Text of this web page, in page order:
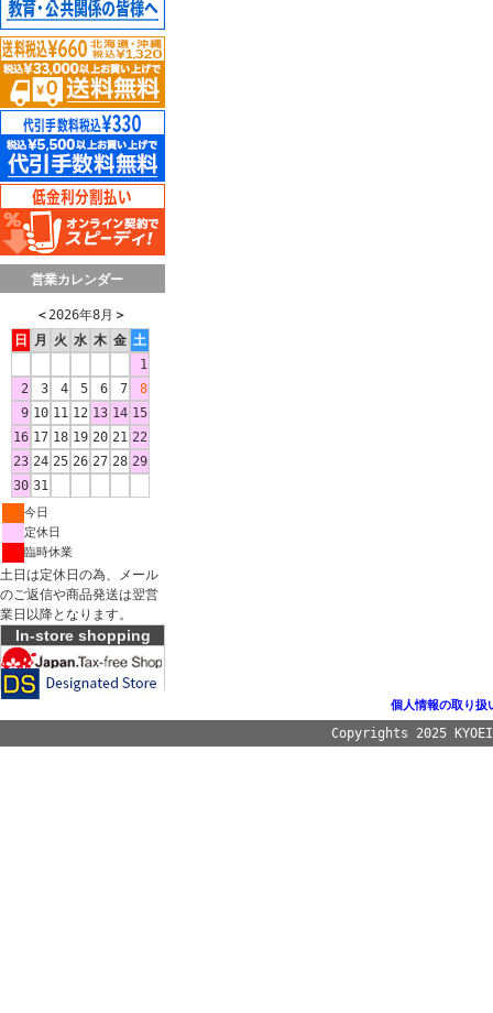
営業カレンダー
＜ 2026年8月 ＞
日
月 火 水 木 金 土
1
2
3 4 5 6 7
8
9 10 11 12 13 14 15
16 17 18 19 20 21 22
23 24 25 26 27 28 29
30 31
今日
定休日
臨時休業
土日は定休日の為、メール
のご返信や商品発送は翌営
業日以降となります。
In-store shopping
個人情報の取り扱
Copyrights 2025